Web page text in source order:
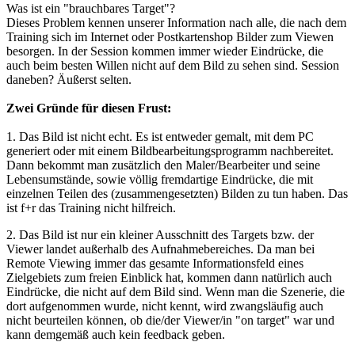
Was ist ein "brauchbares Target"?
Dieses Problem kennen unserer Information nach alle, die nach dem
Training sich im Internet oder Postkartenshop Bilder zum Viewen
besorgen. In der Session kommen immer wieder Eindrücke, die
auch beim besten Willen nicht auf dem Bild zu sehen sind. Session
daneben? Äußerst selten.
Zwei Gründe für diesen Frust:
1. Das Bild ist nicht echt. Es ist entweder gemalt, mit dem PC
generiert oder mit einem Bildbearbeitungsprogramm nachbereitet.
Dann bekommt man zusätzlich den Maler/Bearbeiter und seine
Lebensumstände, sowie völlig fremdartige Eindrücke, die mit
einzelnen Teilen des (zusammengesetzten) Bilden zu tun haben. Das
ist f+r das Training nicht hilfreich.
2. Das Bild ist nur ein kleiner Ausschnitt des Targets bzw. der
Viewer landet außerhalb des Aufnahmebereiches. Da man bei
Remote Viewing immer das gesamte Informationsfeld eines
Zielgebiets zum freien Einblick hat, kommen dann natürlich auch
Eindrücke, die nicht auf dem Bild sind. Wenn man die Szenerie, die
dort aufgenommen wurde, nicht kennt, wird zwangsläufig auch
nicht beurteilen können, ob die/der Viewer/in "on target" war und
kann demgemäß auch kein feedback geben.